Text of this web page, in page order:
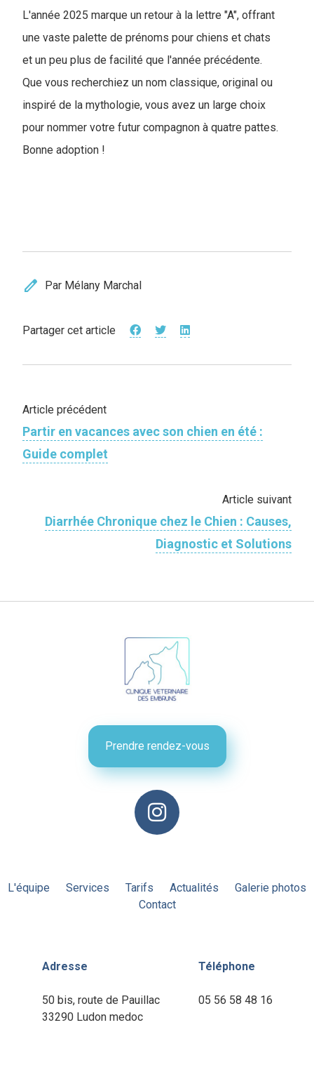
L'année 2025 marque un retour à la lettre "A", offrant
une vaste palette de prénoms pour chiens et chats
et un peu plus de facilité que l'année précédente.
Que vous recherchiez un nom classique, original ou
inspiré de la mythologie, vous avez un large choix
pour nommer votre futur compagnon à quatre pattes.
Bonne adoption !
edit Par Mélany Marchal
Partager cet article
Article précédent
Partir en vacances avec son chien en été :
Guide complet
Article suivant
Diarrhée Chronique chez le Chien : Causes,
Diagnostic et Solutions
Prendre rendez-vous
L'équipe Services Tarifs Actualités
Galerie photos
Contact
Adresse
50 bis, route de Pauillac
33290 Ludon medoc
Téléphone
05 56 58 48 16